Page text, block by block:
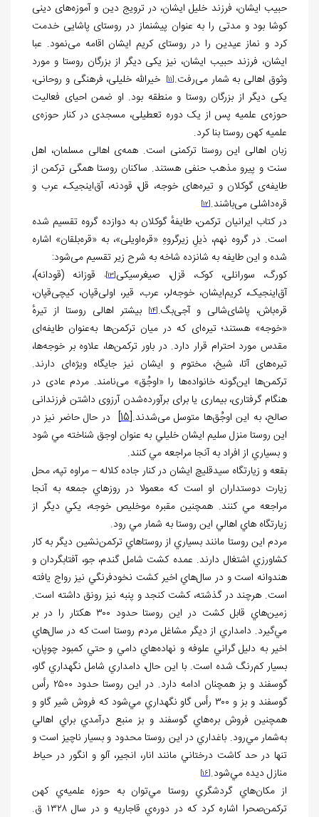
حبیب ایشان، فرزند خلیل ایشان، در ترویج دین و آموزه‌های دینی
کوشا بود و مدتی را به عنوان پیشنماز در روستای پاشایی خدمت
کرد و نماز عیدین را در روستای کریم ایشان اقامه می‌نمود. عبا
ایشان، فرزند حبیب ایشان، نیز یکی دیگر از بزرگان روستا و مورد
وثوق اهالی به شمار می‌رفت.[11]
خیرالله خلیلی، فرهنگی و روحانی،
یکی دیگر از بزرگان روستا و منطقه بود. او ضمن احیای فعالیت
حوزه‌ی علمیه پس از یک دوره تعطیلی، مسجدی در کنار حوزه‌ی
علمیه کهن روستا بنا کرد.
زبان اهالی این روستا ترکمنی است. همه‌ی اهالی مسلمان، اهل
سنت و پیرو مذهب حنفی هستند. ساکنان روستا همگی ترکمن از
طایفه‌ی گوکلان و تیره‌های خوجه، قل، قودنه، آق‌اینجیک، عرب و
قره‌داشلی می‌باشند.[12]
در کتاب ایرانیان ترکمن، طایفهٔ گوکلان به دوازده گروه تقسیم شده
است. در گروه نهم، ذیلِ زیرگروهِ «قره‌اویلی»، به «قره‌بلقان» اشاره
شده و این طایفه به شانزده شاخه به شرح زیر تقسیم می‌شود:
کورگ، سورانلی، کوک، قزل، صیغرسیکی[13] ،
قوزانه (قودانه)،
آق‌اینجیک، کریم‌ایشان، خوجه‌لر، عرب، قیر، اولی‌قپان، کیچی‌قپان،
قره‌باش، پاشای‌شالی و آجی‌بگ.[14]
بیشتر اهالی روستا از تیرهٔ
«خوجه» هستند؛ تیره‌ای که در میان ترکمن‌ها به‌عنوان طایفه‌ای
مقدس مورد احترام قرار دارد. در باور ترکمن‌ها، علاوه بر خوجه‌ها،
تیره‌های آتا، شیخ، مختوم و ایشان نیز جایگاه ویژه‌ای دارند.
ترکمن‌ها این‌گونه خانواده‌ها را «اوجُق» می‌نامند. مردم عادی در
هنگام گرفتاری، بیماری یا برای برآورده‌شدن آرزوی داشتن فرزندانی
صالح، به این اوجُق‌ها متوسل می‌شدند.[15]
در حال حاضر نيز در
اين روستا منزل سليم ايشان خليلي به عنوان اوجق شناخته مي شود
و بسياري از افراد به آنجا مراجعه مي کنند.
بقعه و زيارتگاه سيدقليچ ايشان در کنار جاده کلاله – مراوه تپه، محل
زيارت دوستداران او است که معمولا در روزهاي جمعه به آنجا
مراجعه مي کنند. همچنين مقبره موخليص خوجه، يکي ديگر از
زيارتگاه هاي اهالي اين روستا به شمار مي رود.
مردم اين روستا مانند بسياري از روستاهاي ترکمن‌نشين ديگر به کار
کشاورزي اشتغال دارند. عمده کشت شامل گندم، جو، آفتابگردان و
هندوانه است و در سال‌هاي اخير کشت نخودفرنگي نيز رواج يافته
است. هرچند در گذشته، کشت کنجد و پنبه نيز رونق داشته است.
زمين‌هاي قابل کشت در اين روستا حدود ۳۰۰ هکتار را در بر
مي‌گيرد. دامداري از ديگر مشاغل مردم روستا است که در سال‌هاي
اخير به دليل گراني علوفه و نهاده‌هاي دامي و حتي کمبود چوپان،
بسيار کم‌رنگ شده است. با اين حال، دامداري شامل نگهداري گاو،
گوسفند و بز همچنان ادامه دارد. در اين روستا حدود ۲۵۰۰ رأس
گوسفند و بز و ۳۰۰ رأس گاو نگهداري مي‌شود که فروش شير گاو و
همچنين فروش بره‌هاي گوسفند و بز منبع درآمدي براي اهالي
به‌شمار مي‌رود. باغداري در اين روستا محدود و بسيار ناچيز است و
تنها در حد کاشت درختاني مانند انار، انجير، آلو و انگور در حياط
منازل ديده مي‌شود.[16]
از مکان‌هاي گردشگري روستا مي‌توان به حوزه علميه‌ي کهن
ترکمن‌صحرا اشاره کرد که در دوره‌ي قاجاريه و در سال ۱۳۲۸ ق.